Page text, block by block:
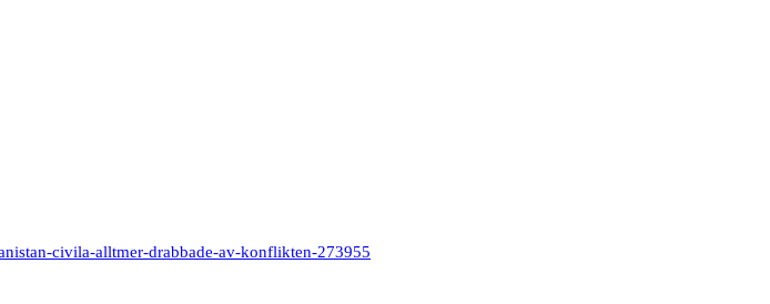
civila-alltmer-drabbade-av-konflikten-273955